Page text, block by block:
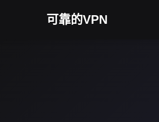
可靠的VPN